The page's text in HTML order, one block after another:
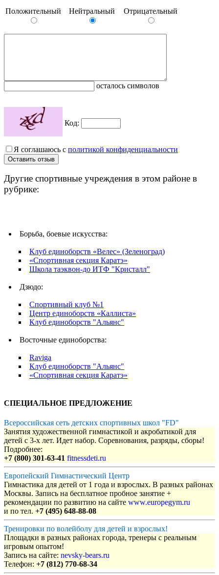
Положительный Нейтральный Отрицательный
осталось символов
Код:
Я соглашаюсь с политикой конфиденциальности
Другие спортивные учреждения в этом районе в
рубрике:
Борьба, боевые искусства:
Клуб единоборств «Велес» (Зеленоград)
«Спортивная секция Каратэ»
Школа таэквон-до ИТФ "Кристалл"
Дзюдо:
Спортивный клуб №1
Центр единоборств «Каллиста»
Клуб единоборств "Альянс"
Восточные единоборства:
Raviga
Клуб единоборств "Альянс"
«Спортивная секция Каратэ»
СПЕЦИАЛЬНОЕ ПРЕДЛОЖЕНИЕ
Всероссийская сеть детских спортивных школ "FD"
Занятия художественной гимнастикой и акробатикой для
детей с 3-х лет. Идет набор. Соревнования, разряды, сборы!
Подробнее:
+7 (800) 301-63-41 fitnessdeti.ru
Европейский Гимнастический Центр
Гимнастика для детей от 1 года и взрослых. В разных районах
Москвы. Запись на бесплатное пробное занятие +
рекомендации по развитию на сайте www.europegym.ru
и по тел. +7 (495) 648-88-08
Тренировки по волейболу для детей и взрослых!
Площадки в разных районах города, тренеры с реальным
игровым опытом!
Запись на сайте: nevsky-bears.ru
Телефон: +7 (812) 770-68-34